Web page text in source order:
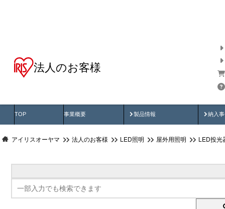
法人のお客様
TOP 事業概要 製品情報
製品動画 納入
納
アイリスオーヤマ 法人のお客様 LED照明 屋外用照明 LED投光